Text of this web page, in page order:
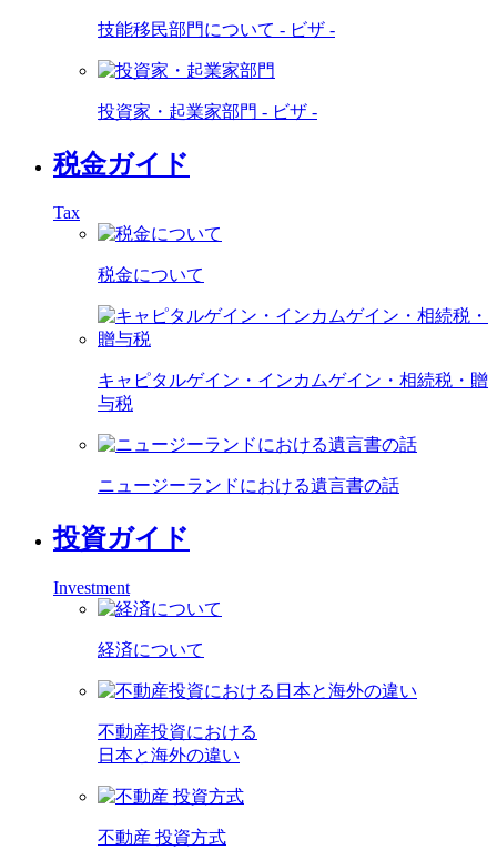
技能移民部門について - ビザ -
投資家・起業家部門 - ビザ -
税金ガイド
Tax
税金について
キャピタルゲイン・インカムゲイン・相続税・贈
与税
ニュージーランドにおける遺言書の話
投資ガイド
Investment
経済について
不動産投資における
日本と海外の違い
不動産 投資方式